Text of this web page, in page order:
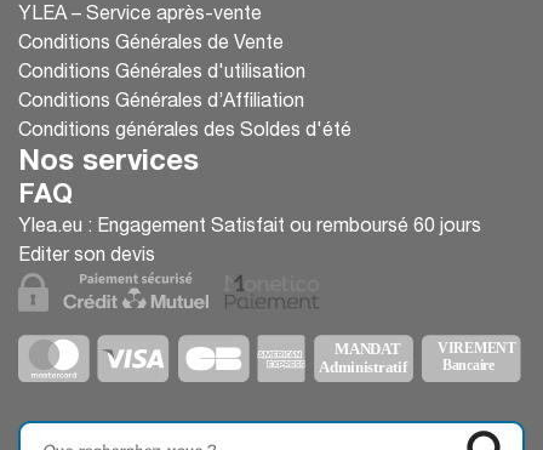
YLEA – Service après-vente
Conditions Générales de Vente
Conditions Générales d'utilisation
Conditions Générales d’Affiliation
Conditions générales des Soldes d'été
Nos services
FAQ
Ylea.eu : Engagement Satisfait ou remboursé 60 jours
Editer son devis